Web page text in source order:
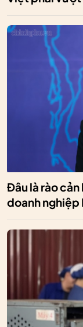
Đâu là rào
doanh nghiệp